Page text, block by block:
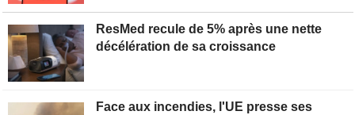
ResMed recule de 5% après une nette
décélération de sa croissance
Face aux incendies, l'UE presse ses